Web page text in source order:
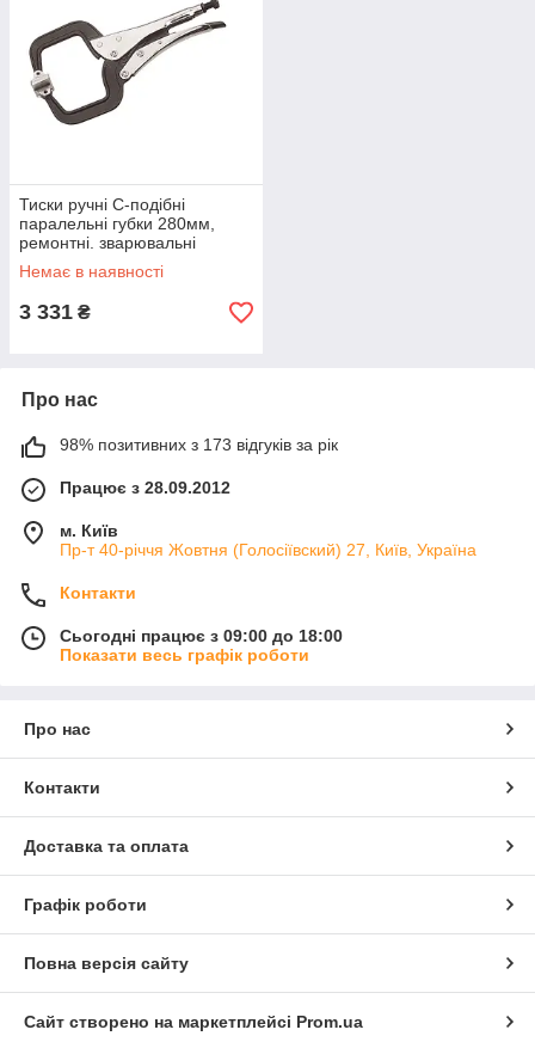
Тиски ручні С-подібні
паралельні губки 280мм,
ремонтні. зварювальні
роботи.
Немає в наявності
3 331 ₴
Про нас
98% позитивних з 173 відгуків за рік
Працює з 28.09.2012
м. Київ
Пр-т 40-річчя Жовтня (Голосіївский) 27, Київ, Україна
Контакти
Сьогодні працює з 09:00 до 18:00
Показати весь графік роботи
Про нас
Контакти
Доставка та оплата
Графік роботи
Повна версія сайту
Сайт створено на маркетплейсі Prom.ua